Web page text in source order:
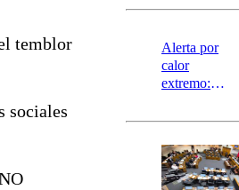
temblor
sociales
Alerta por
calor
extremo:
activa Alerta
Preventiva en
tres comunas